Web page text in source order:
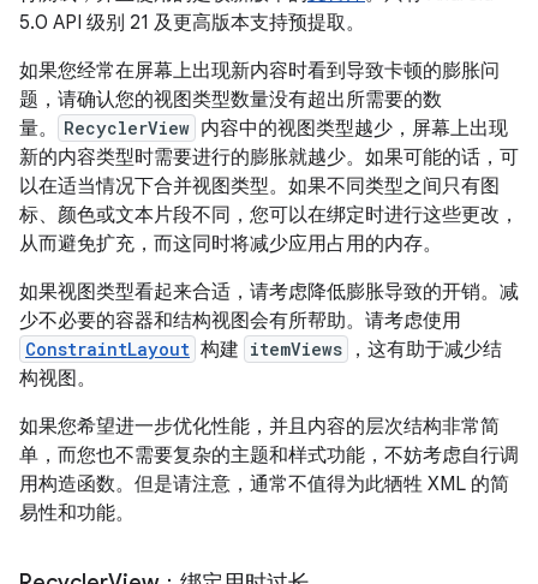
5.0 API 级别 21 及更高版本支持预提取。
如果您经常在屏幕上出现新内容时看到导致卡顿的膨胀问
题，请确认您的视图类型数量没有超出所需要的数
量。
RecyclerView 内容中的视图类型越少，屏幕上出现
新的内容类型时需要进行的膨胀就越少。如果可能的话，可
以在适当情况下合并视图类型。如果不同类型之间只有图
标、颜色或文本片段不同，您可以在绑定时进行这些更改，
从而避免扩充，而这同时将减少应用占用的内存。
如果视图类型看起来合适，请考虑降低膨胀导致的开销。减
少不必要的容器和结构视图会有所帮助。请考虑使用
ConstraintLayout 构建 itemViews
，这有助于减少结
构视图。
如果您希望进一步优化性能，并且内容的层次结构非常简
单，而您也不需要复杂的主题和样式功能，不妨考虑自行调
用构造函数。但是请注意，通常不值得为此牺牲 XML 的简
易性和功能。